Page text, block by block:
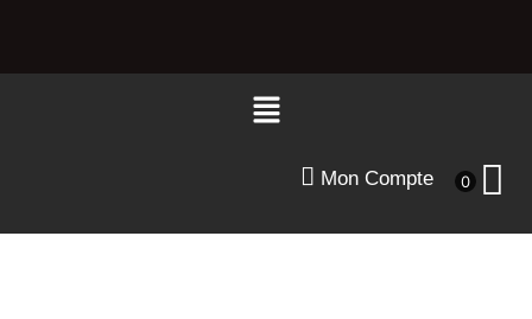
Menu
Mon Compte 0